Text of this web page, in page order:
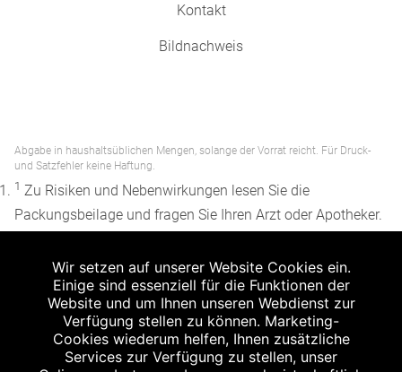
Kontakt
Bildnachweis
Abgabe in haushaltsüblichen Mengen, solange der Vorrat reicht. Für Druck-
und Satzfehler keine Haftung.
1 Zu Risiken und Nebenwirkungen lesen Sie die
Packungsbeilage und fragen Sie Ihren Arzt oder Apotheker.
Apothekenerstattungspreis (AEP). Der AEP ist keine
unverbindliche Preisempfehlung der Hersteller. Der AEP ist
ein von den Apotheken in Ansatz gebrachter Preis für
rezeptfreie Arzneimittel. Er entspricht in der Höhe dem für
Apotheken verbindlichen Abgabepreis, zu dem eine
Wir setzen auf unserer Website Cookies ein.
Einige sind essenziell für die Funktionen der
Website und um Ihnen unseren Webdienst zur
Verfügung stellen zu können. Marketing-
Cookies wiederum helfen, Ihnen zusätzliche
Services zur Verfügung zu stellen, unser